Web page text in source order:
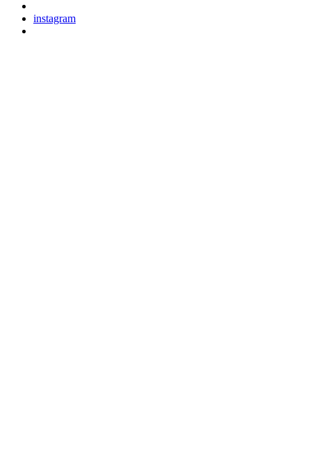
instagram